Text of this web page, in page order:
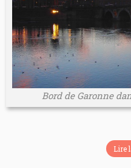
Bord de Garonne
Lire